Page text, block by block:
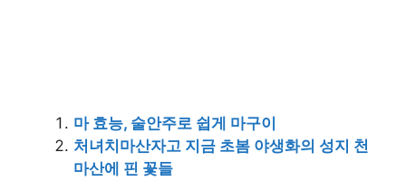
마 효능, 술안주로 쉽게 마구이
처녀치마산자고 지금 초봄 야생화의 성지 천
마산에 핀 꽃들